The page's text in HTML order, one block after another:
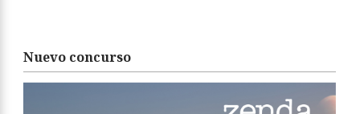
Nuevo concurso